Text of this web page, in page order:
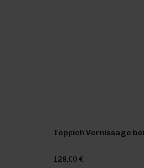
Teppich Vernissage
129,00 €